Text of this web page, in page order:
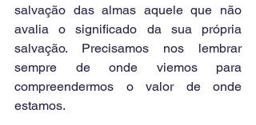
salvação das almas aquele que não
avalia o significado da sua própria
salvação. Precisamos nos lembrar
sempre de onde viemos para
compreendermos o valor de onde
estamos.